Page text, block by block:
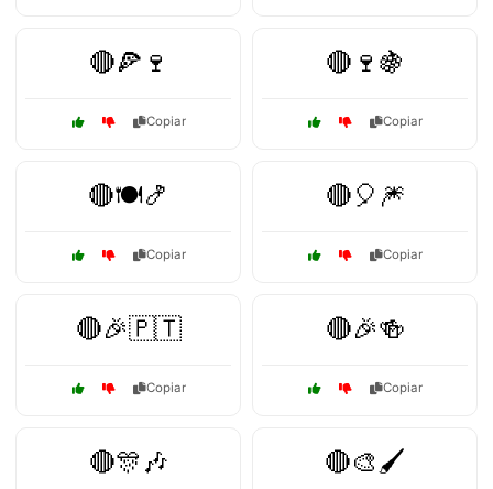
🔴🍕🍷
Copiar
🔴🍷🍇
Copiar
🔴🍽️🍤
Copiar
🔴🎈🎆
Copiar
🔴🎉🇵🇹
Copiar
🔴🎉🍻
Copiar
🔴🎊🎶 🔴🎨🖌️